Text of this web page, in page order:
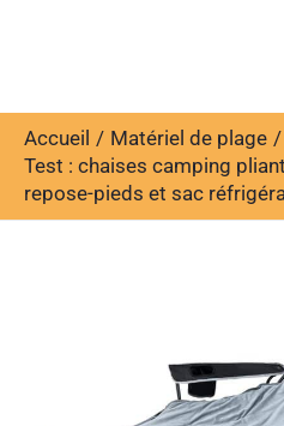
Accueil
Matériel de plage
Test : chaises camping
repose-pieds et sac